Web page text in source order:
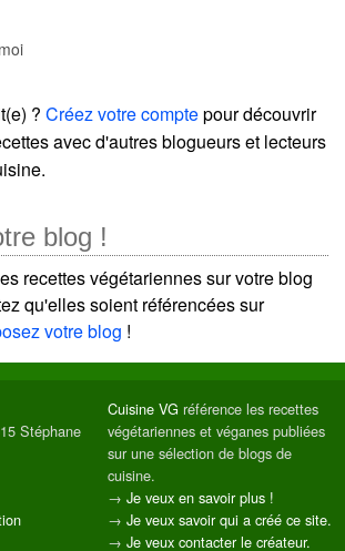
? Créez votre comptepour découvrir
avec d'autres blogueurs et lecteurs
blog !
recettes végétariennes sur votre blog
qu'elles soient référencées sur
votre blog !
Stéphane
Cuisine VG référence les recettes
végétariennes et véganes publiées
sur une sélection de blogs de
cuisine.
→ Je veux en savoir plus !
→ Je veux savoir qui a créé ce site.
→ Je veux contacter le créateur.